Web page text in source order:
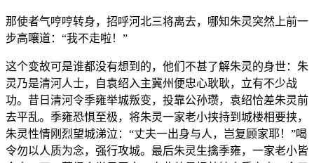
那使者气哼哼转身，招呼河北三将离去，哪知朱灵突然上前一
步高嚷道：“我不走啦！”
这个变故可是谁都没有想到的，他们不甚了解朱灵的身世：朱
灵乃是清河人士，自袁绍入主冀州便忠心耿耿，立有不少战
功。昔日清河令季雍举城叛变，投靠公孙瓒，袁绍恰差朱灵前
去平乱。季雍恐惧至极，将朱灵一家老小挟持到城楼相要挟，
朱灵性情刚烈望城涕泣：“丈夫一出身与人，岂复顾家耶！”喝
令勿以人质为念，强行攻城。最后朱灵生擒季雍，一家老小皆